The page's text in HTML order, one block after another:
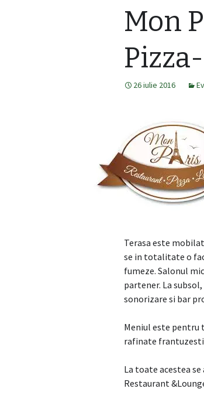
Mon
26 iulie 2016
Terasa este
se in totalitate o
fumeze. Salonul
partener. La
sonorizare si bar
Meniul este pentru
rafinate
La toate acestea
Restaurant